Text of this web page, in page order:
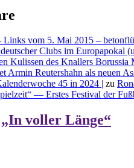
Links vom 5. Mai 2015 –
Clubs im Europapokal
Kulissen des Knallers
Armin Reutershahn als neuen
45 in 2024 | zu
— Erstes Festival der
voller Länge“